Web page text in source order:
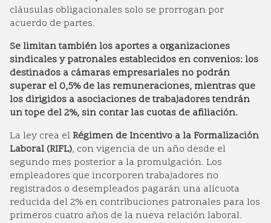
cláusulas obligacionales solo se prorrogan por
acuerdo de partes.
Se limitan también los aportes a organizaciones
sindicales y patronales establecidos en convenios: los
destinados a cámaras empresariales no podrán
superar el 0,5% de las remuneraciones, mientras que
los dirigidos a asociaciones de trabajadores tendrán
un tope del 2%, sin contar las cuotas de afiliación.
La ley crea el Régimen de Incentivo a la Formalización
Laboral (RIFL), con vigencia de un año desde el
segundo mes posterior a la promulgación. Los
empleadores que incorporen trabajadores no
registrados o desempleados pagarán una alícuota
reducida del 2% en contribuciones patronales para los
primeros cuatro años de la nueva relación laboral.